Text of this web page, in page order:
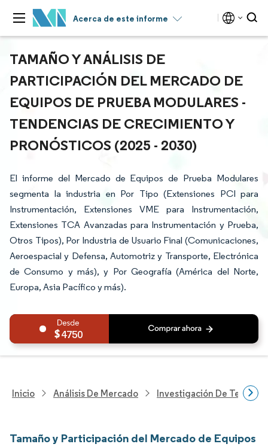
Acerca de este informe
TAMAÑO Y ANÁLISIS DE
PARTICIPACIÓN DEL MERCADO DE
EQUIPOS DE PRUEBA MODULARES -
TENDENCIAS DE CRECIMIENTO Y
PRONÓSTICOS (2025 - 2030)
El informe del Mercado de Equipos de Prueba Modulares
segmenta la industria en Por Tipo (Extensiones PCI para
Instrumentación, Extensiones VME para Instrumentación,
Extensiones TCA Avanzadas para Instrumentación y Prueba,
Otros Tipos), Por Industria de Usuario Final (Comunicaciones,
Aeroespacial y Defensa, Automotriz y Transporte, Electrónica
de Consumo y más), y Por Geografía (América del Norte,
Europa, Asia Pacífico y más).
4750
Inicio Análisis De Mercado Investigación De
Tamaño y Participación del Mercado de Equipos